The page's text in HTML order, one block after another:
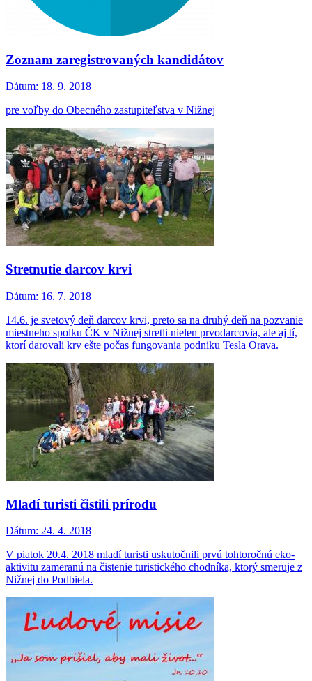
Zoznam zaregistrovaných kandidátov
Dátum: 18. 9. 2018
pre voľby do Obecného zastupiteľstva v Nižnej
Stretnutie darcov krvi
Dátum: 16. 7. 2018
14.6. je svetový deň darcov krvi, preto sa na druhý deň na pozvanie
miestneho spolku ČK v Nižnej stretli nielen prvodarcovia, ale aj tí,
ktorí darovali krv ešte počas fungovania podniku Tesla Orava.
Mladí turisti čistili prírodu
Dátum: 24. 4. 2018
V piatok 20.4. 2018 mladí turisti uskutočnili prvú tohtoročnú eko-
aktivitu zameranú na čistenie turistického chodníka, ktorý smeruje z
Nižnej do Podbiela.